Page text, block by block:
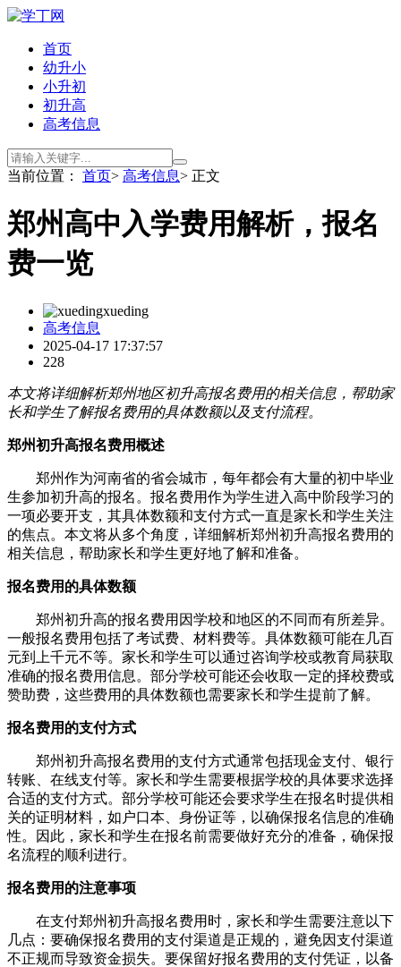
首页
幼升小
小升初
初升高
高考信息
当前位置： 首页> 高考信息> 正文
郑州高中入学费用解析，报名
费一览
xueding
高考信息
2025-04-17 17:37:57
228
本文将详细解析郑州地区初升高报名费用的相关信息，帮助家
长和学生了解报名费用的具体数额以及支付流程。
郑州初升高报名费用概述
郑州作为河南省的省会城市，每年都会有大量的初中毕业
生参加初升高的报名。报名费用作为学生进入高中阶段学习的
一项必要开支，其具体数额和支付方式一直是家长和学生关注
的焦点。本文将从多个角度，详细解析郑州初升高报名费用的
相关信息，帮助家长和学生更好地了解和准备。
报名费用的具体数额
郑州初升高的报名费用因学校和地区的不同而有所差异。
一般报名费用包括了考试费、材料费等。具体数额可能在几百
元到上千元不等。家长和学生可以通过咨询学校或教育局获取
准确的报名费用信息。部分学校可能还会收取一定的择校费或
赞助费，这些费用的具体数额也需要家长和学生提前了解。
报名费用的支付方式
郑州初升高报名费用的支付方式通常包括现金支付、银行
转账、在线支付等。家长和学生需要根据学校的具体要求选择
合适的支付方式。部分学校可能还会要求学生在报名时提供相
关的证明材料，如户口本、身份证等，以确保报名信息的准确
性。因此，家长和学生在报名前需要做好充分的准备，确保报
名流程的顺利进行。
报名费用的注意事项
在支付郑州初升高报名费用时，家长和学生需要注意以下
几点：要确保报名费用的支付渠道是正规的，避免因支付渠道
不正规而导致资金损失。要保留好报名费用的支付凭证，以备